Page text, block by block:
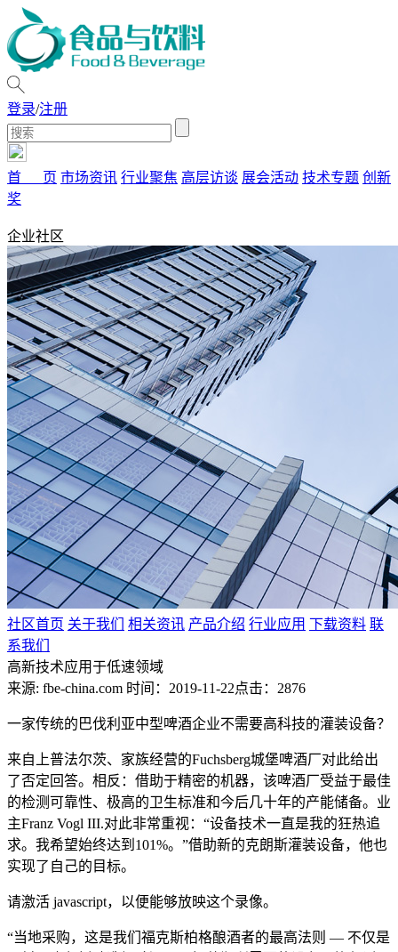
登录/注册
首 页 市场资讯 行业聚焦 高层访谈 展会活动 技术专题 创新
奖
企业社区
社区首页 关于我们 相关资讯 产品介绍 行业应用 下载资料 联
系我们
高新技术应用于低速领域
来源: fbe-china.com 时间：2019-11-22点击：2876
一家传统的巴伐利亚中型啤酒企业不需要高科技的灌装设备？
来自上普法尔茨、家族经营的Fuchsberg城堡啤酒厂对此给出
了否定回答。相反：借助于精密的机器，该啤酒厂受益于最佳
的检测可靠性、极高的卫生标准和今后几十年的产能储备。业
主Franz Vogl III.对此非常重视：“设备技术一直是我的狂热追
求。我希望始终达到101%。”借助新的克朗斯灌装设备，他也
实现了自己的目标。
请激活 javascript，以便能够放映这个录像。
“当地采购，这是我们福克斯柏格酿酒者的最高法则 — 不仅是